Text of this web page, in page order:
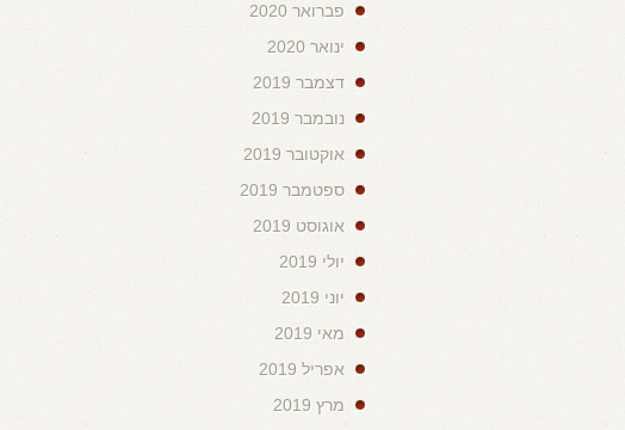
פברואר 2020
ינואר 2020
דצמבר 2019
נובמבר 2019
אוקטובר 2019
ספטמבר 2019
אוגוסט 2019
יולי 2019
יוני 2019
מאי 2019
אפריל 2019
מרץ 2019